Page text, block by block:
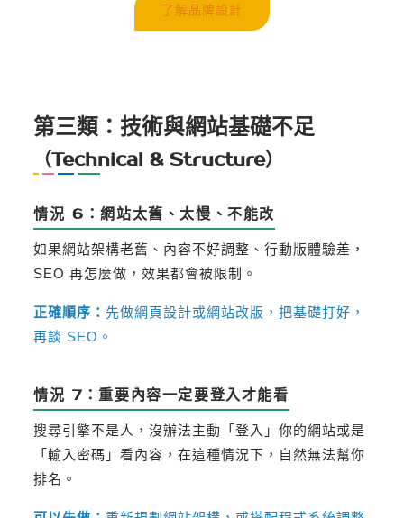
了解品牌設計
第三類：技術與網站基礎不足
（Technical & Structure）
情況 6：網站太舊、太慢、不能改
如果網站架構老舊、內容不好調整、行動版體驗差，
SEO 再怎麼做，效果都會被限制。
正確順序： 先做網頁設計或網站改版，把基礎打好，
再談 SEO。
情況 7：重要內容一定要登入才能看
搜尋引擎不是人，沒辦法主動「登入」你的網站或是
「輸入密碼」看內容，在這種情況下，自然無法幫你
排名。